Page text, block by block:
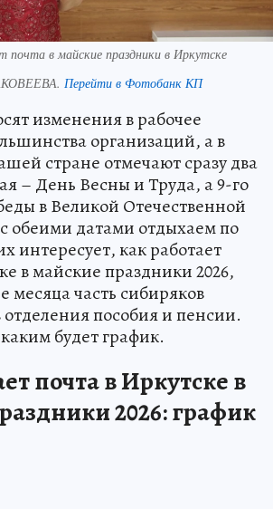
почта в майские праздники в Иркутске
Перейти в Фотобанк КП
изменения в рабочее
организаций, а в
стране отмечают сразу два
– День Весны и Труда, а 9-го
в Великой Отечественной
обеими датами отдыхаем по
интересует, как работает
в майские праздники 2026,
месяца часть сибиряков
отделения пособия и пенсии.
будет график.
почта в Иркутске в
2026: график